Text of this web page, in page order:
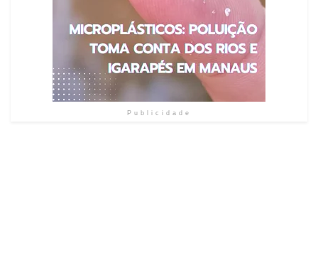
Publicidade